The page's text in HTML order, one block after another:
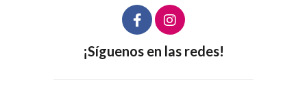
¡Síguenos en las redes!